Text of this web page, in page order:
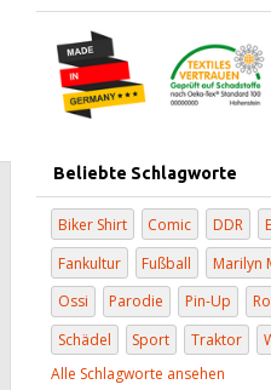
Beliebte Schlagworte
Biker Shirt Comic DDR
Fankultur
Fußball
Marilyn
Ossi
Parodie Pin-Up
Schädel
Sport Traktor
Alle Schlagworte ansehen